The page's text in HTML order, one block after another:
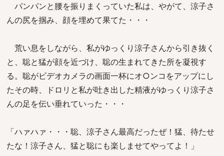
パンパンと腰を振りまくっていた私は、やがて、涼子さ
んの尻を掴み、顔を埋めて果てた・・・
荒い息をしながら、私がゆっくり涼子さんから引き抜く
と、聡と猛が顔を近づけ、聡の生まれてきた所を凝視す
る。聡がビデオカメラの画面一杯にオ○ンコをアップにし
たその時、ドロリと私が吐き出した精液がゆっくり涼子さ
んの足を伝い垂れていった・・・
「ハァハァ・・・聡、涼子さん最高だったぜ！猛、待たせ
たな！涼子さん、猛と聡にも楽しませてやってよ！」